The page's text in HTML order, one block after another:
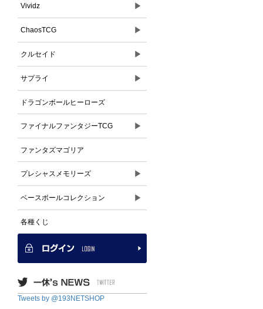
Vividz ▶
ChaosTCG ▶
クルセイド ▶
サプライ ▶
ドラゴンボールヒーローズ
ファイナルファンタジーTCG ▶
ファンタズマゴリア
プレシャスメモリーズ ▶
ベースボールコレクション ▶
各種くじ
Tweets by @193NETSHOP